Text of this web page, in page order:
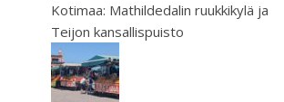
Kotimaa: Mathildedalin ruukkikylä ja
Teijon kansallispuisto